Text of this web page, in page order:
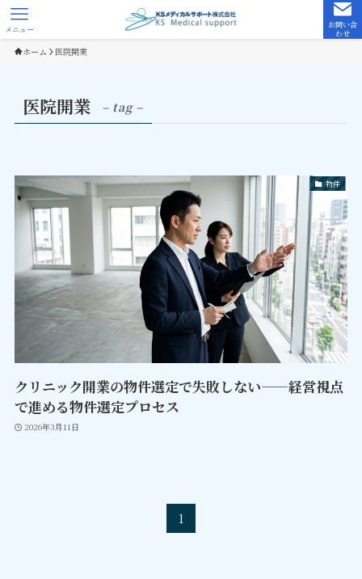
お問い合
わせ
メニュー
ホーム 医院開業
医院開業 – tag –
物件
クリニック開業の物件選定で失敗しない——経営視点
で進める物件選定プロセス
2026年3月11日
1